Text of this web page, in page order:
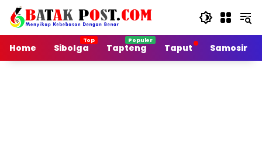
Langsung
konten
Home
Sibolga Tapteng Taput Samosir